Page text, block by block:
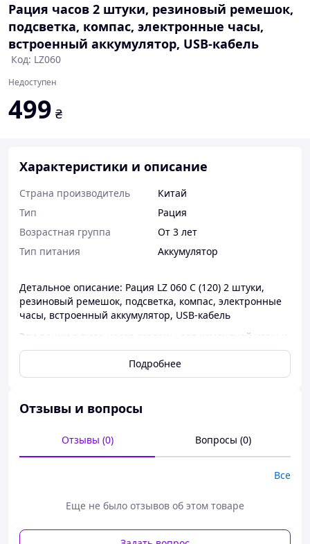
Рация часов 2 штуки, резиновый ремешок,
подсветка, компас, электронные часы,
встроенный аккумулятор, USB-кабель
Код: LZ060
Недоступен
499 ₴
Характеристики и описание
Страна производитель
Китай
Тип
Рация
Возрастная группа
От 3 лет
Тип питания
Аккумулятор
Детальное описание: Рация LZ 060 C (120) 2 штуки,
резиновый ремешок, подсветка, компас, электронные
часы, встроенный аккумулятор, USB-кабель
Эти рации в виде часов созданы для командной игры и
веселого общения. Две штуки в комплекте позволяют
мгновенно установить связь между друзьями. Модель
имеет встроенный аккумулятор, подсветку,
резиновый ремешок делают их комфортными для
ежедневного ношения. Работают на расстоянии до 200
Особенности:
для зарядки в комплекте);
Подробнее
Отзывы и вопросы
Отзывы (0) Вопросы (0)
Все
Еще не было отзывов об этом товаре